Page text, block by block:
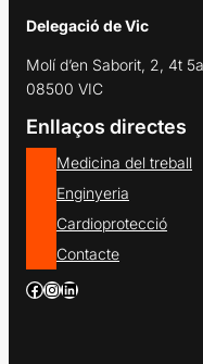
Delegació de Vic
Molí d’en Saborit, 2, 4t 5a
08500 VIC
Enllaços directes
Medicina del treball
Enginyeria
Cardioprotecció
Contacte
Facebook InstagramLinkedIn